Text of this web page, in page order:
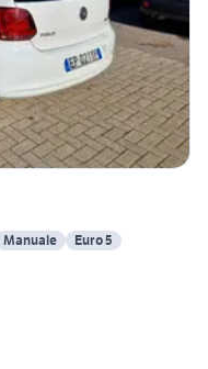
Manuale Euro 5